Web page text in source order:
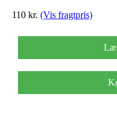
110 kr. (Vis fragtpris)